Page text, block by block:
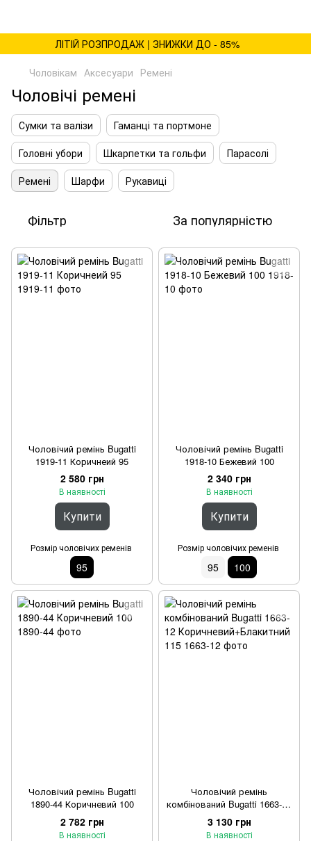
ЛІТІЙ РОЗПРОДАЖ | ЗНИЖКИ ДО - 85%
Чоловікам Аксесуари Ремені
Чоловічі ремені
Сумки та валізи
Гаманці та портмоне
Головні убори
Шкарпетки та гольфи
Парасолі
Ремені
Шарфи Рукавиці
Фільтр За популярністю
Чоловічий ремінь Bugatti
1919-11 Коричнеий 95
2 580 грн
В наявності
Купити
Розмір чоловічих ременів
95
Чоловічий ремінь Bugatti
1918-10 Бежевий 100
2 340 грн
В наявності
Купити
Розмір чоловічих ременів
95 100
Чоловічий ремінь Bugatti
1890-44 Коричневий 100
2 782 грн
В наявності
Чоловічий ремінь
комбінований Bugatti 1663-12
Коричневий+Блакитний 115
3 130 грн
В наявності